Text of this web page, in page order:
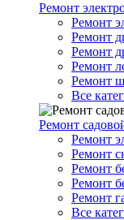
Ремонт
Ремонт
Ремонт
Ремонт
Ремонт
Ремонт
Все
Ремонт
Ремонт
Ремонт
Ремонт
Ремонт
Ремонт
Все